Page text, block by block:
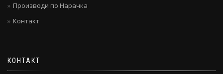
Производи по Нарачка
Контакт
КОНТАКТ